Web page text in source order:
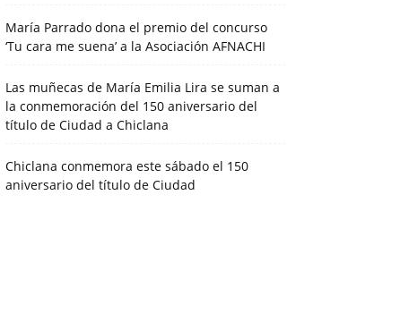
María Parrado dona el premio del concurso
‘Tu cara me suena’ a la Asociación AFNACHI
Las muñecas de María Emilia Lira se suman a
la conmemoración del 150 aniversario del
título de Ciudad a Chiclana
Chiclana conmemora este sábado el 150
aniversario del título de Ciudad